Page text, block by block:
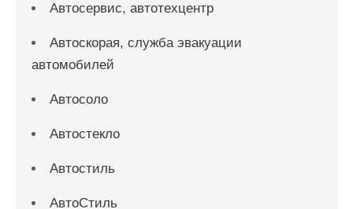
Автосервис, автотехцентр
Автоскорая, служба эвакуации
автомобилей
Автосоло
Автостекло
Автостиль
АвтоСтиль